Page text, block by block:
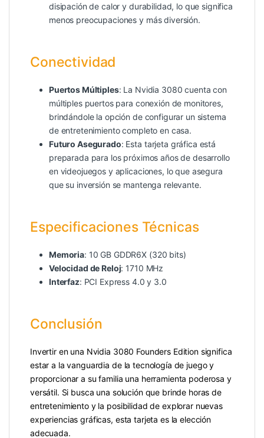
disipación de calor y durabilidad, lo que significa
menos preocupaciones y más diversión.
Conectividad
Puertos Múltiples: La Nvidia 3080 cuenta con
múltiples puertos para conexión de monitores,
brindándole la opción de configurar un sistema
de entretenimiento completo en casa.
Futuro Asegurado: Esta tarjeta gráfica está
preparada para los próximos años de desarrollo
en videojuegos y aplicaciones, lo que asegura
que su inversión se mantenga relevante.
Especificaciones Técnicas
Memoria: 10 GB GDDR6X (320 bits)
Velocidad de Reloj: 1710 MHz
Interfaz: PCI Express 4.0 y 3.0
Conclusión
Invertir en una Nvidia 3080 Founders Edition significa
estar a la vanguardia de la tecnología de juego y
proporcionar a su familia una herramienta poderosa y
versátil. Si busca una solución que brinde horas de
entretenimiento y la posibilidad de explorar nuevas
experiencias gráficas, esta tarjeta es la elección
adecuada.